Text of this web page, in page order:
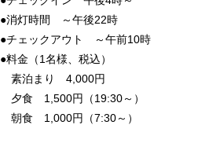
●消灯時間 ～午後22時
●チェックアウト ～午前10時
●料金（1名様、税込）
素泊まり 4,000円
夕食 1,500円（19:30～）
朝食 1,000円（7:30～）